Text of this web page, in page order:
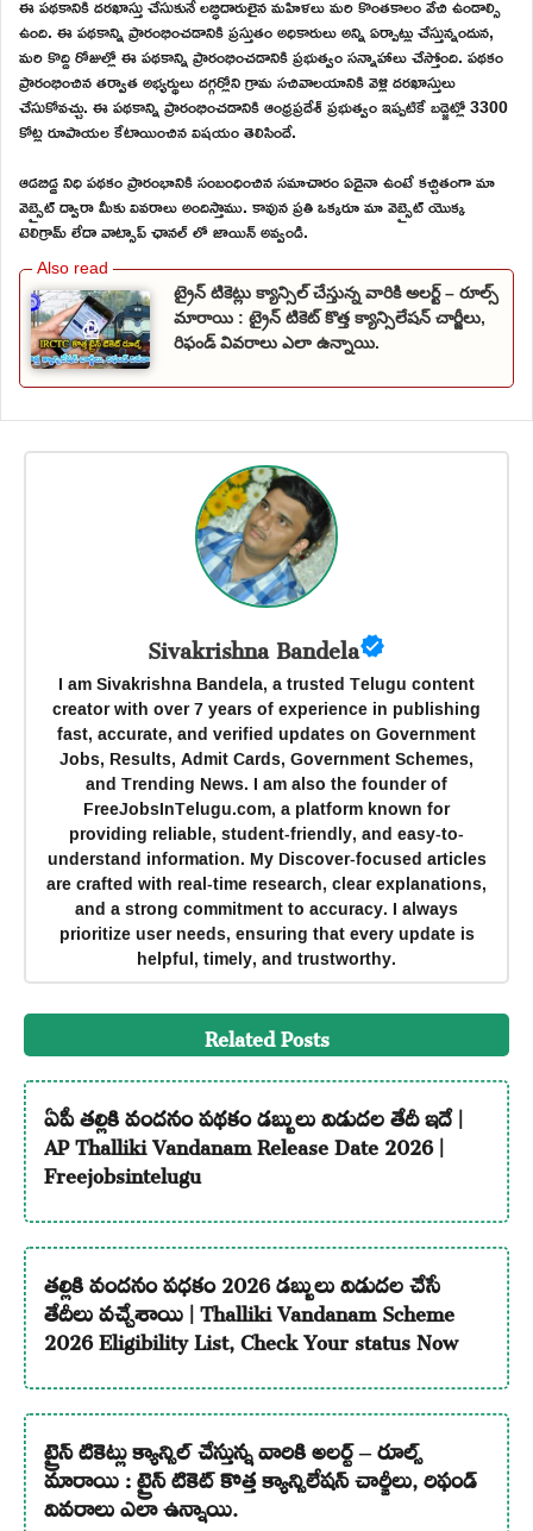
ఉంది. ఈ పథకాన్ని ప్రారంభించడానికి ప్రస్తుతం అధికారులు అన్ని ఏర్పాట్లు చేస్తున్నందున,
మరి కొద్ది రోజుల్లో ఈ పథకాన్ని ప్రారంభించడానికి ప్రభుత్వం సన్నాహాలు చేస్తోంది. పథకం
ప్రారంభించిన తర్వాత అభ్యర్థులు దగ్గర్లోని గ్రామ సచివాలయానికి వెళ్లి దరఖాస్తులు
చేసుకోవచ్చు. ఈ పథకాన్ని ప్రారంభించడానికి ఆంధ్రప్రదేశ్ ప్రభుత్వం ఇప్పటికే బడ్జెట్లో 3300
కోట్ల రూపాయల కేటాయించిన విషయం తెలిసిందే.
ఆడబిడ్డ నిధి పథకం ప్రారంభానికి సంబంధించిన సమాచారం ఏదైనా ఉంటే కచ్చితంగా మా
వెబ్సైట్ ద్వారా మీకు వివరాలు అందిస్తాము. కావున ప్రతి ఒక్కరూ మా వెబ్సైట్ యొక్క
టెలిగ్రామ్ లేదా వాట్సాప్ ఛానల్ లో జాయిన్ అవ్వండి.
ట్రైన్ టికెట్లు క్యాన్సిల్ చేస్తున్న వారికి అలర్ట్ – రూల్స్
మారాయి : ట్రైన్ టికెట్ కొత్త క్యాన్సిలేషన్ చార్జీలు,
రిఫండ్ వివరాలు ఎలా ఉన్నాయి.
Sivakrishna Bandela
I am Sivakrishna Bandela, a trusted Telugu content
creator with over 7 years of experience in publishing
fast, accurate, and verified updates on Government
Jobs, Results, Admit Cards, Government Schemes,
and Trending News. I am also the founder of
FreeJobsInTelugu.com, a platform known for
providing reliable, student-friendly, and easy-to-
understand information. My Discover-focused articles
are crafted with real-time research, clear explanations,
and a strong commitment to accuracy. I always
prioritize user needs, ensuring that every update is
helpful, timely, and trustworthy.
Related Posts
ఏపీ తల్లికి వందనం పథకం డబ్బులు విడుదల తేదీ ఇదే |
AP Thalliki Vandanam Release Date 2026 |
Freejobsintelugu
తల్లికి వందనం పధకం 2026 డబ్బులు విడుదల చేసే
తేదీలు వచ్చేశాయి | Thalliki Vandanam Scheme
2026 Eligibility List, Check Your status Now
ట్రైన్ టికెట్లు క్యాన్సిల్ చేస్తున్న వారికి అలర్ట్ – రూల్స్
మారాయి : ట్రైన్ టికెట్ కొత్త క్యాన్సిలేషన్ చార్జీలు, రిఫండ్
వివరాలు ఎలా ఉన్నాయి.